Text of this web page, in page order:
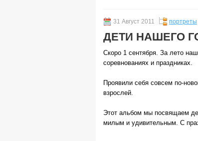
31 Август 2011 портреты
ДЕТИ НАШЕГО
Скоро 1 сентября. За лето
соревнованиях и праздниках.
Проявили себя совсем по-
взрослей.
Этот альбом мы посвящаем
милым и удивительным. С